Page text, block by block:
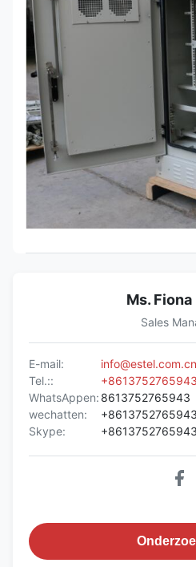
Ms. Fiona
Sales
E-mail:
info@estel.com.cn
Tel.::
WhatsAppen: 8613752765943
wechatten:
+8613752765943
Skype:
+8613752765943